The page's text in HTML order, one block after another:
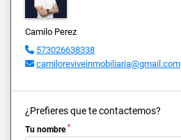
Camilo Perez
573026638338
camiloreviveinmobiliaria@gmail.com
¿Prefieres que te contactemos?
Tu nombre *